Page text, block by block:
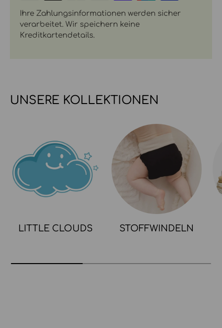
Ihre Zahlungsinformationen werden sicher
verarbeitet. Wir speichern keine
Kreditkartendetails.
UNSERE KOLLEKTIONEN
LITTLE CLOUDS STOFFWINDELN